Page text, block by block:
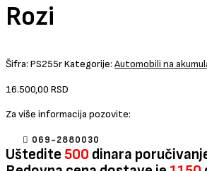
Rozi
Šifra: PS255rKategorije: Automobili na
16.500,00 RSD
Za više informacija pozovite:
069-2880030
Uštedite 500 dinara